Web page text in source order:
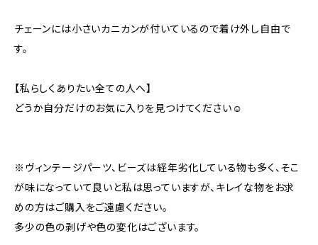
チェーンには小さいカニカンが付いているので着け外し自由で
す。
【私らしくありたい全ての人へ】
どうか自分だけのお気に入りを見つけてください☺️
※ヴィンテージパーツ、ビーズは経年劣化している物も多く、そこ
が味になっていて良いと私は思っていますが、キレイな物をお求
めの方はご購入をご遠慮ください。
多少の色の剥げや色の変化はございます。